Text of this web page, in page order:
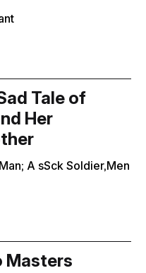
Tale of
Her
A sSck Soldier,Men
Masters